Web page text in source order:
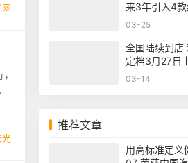
网
光
来3年引入4
03-25
全国陆续到店
定档3月27日
03-14
推荐文章
用高标准定义